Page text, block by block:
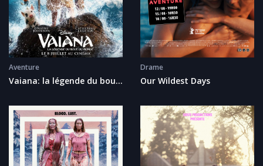
Aventure
Vaiana: la légende du bout
Drame
Our Wildest Days